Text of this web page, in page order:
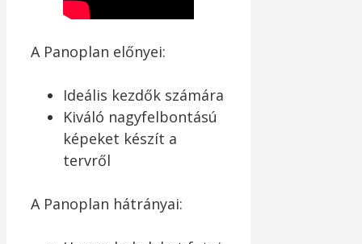
A Panoplan előnyei:
Ideális kezdők számára
Kiváló nagyfelbontású
képeket készít a
tervről
A Panoplan hátrányai: